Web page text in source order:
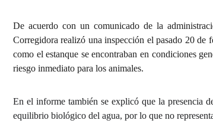
De acuerdo con un comunicado de la
Corregidora realizó una inspección el pasado 20 de
como el estanque se encontraban en condiciones
riesgo inmediato para los animales.
En el informe también se explicó que la presencia
equilibrio biológico del agua, por lo que no